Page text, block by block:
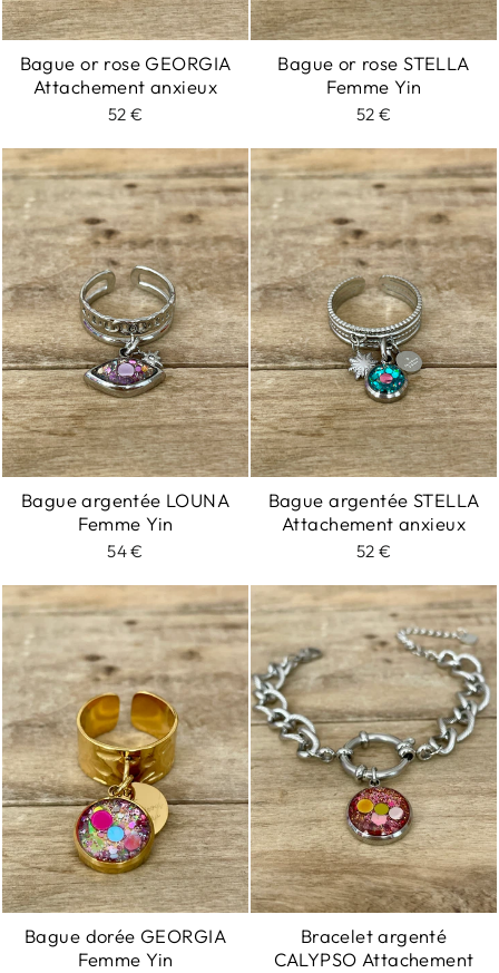
Bague or rose GEORGIA
Attachement anxieux
52 €
Bague or rose STELLA
Femme Yin
52 €
Bague argentée LOUNA
Femme Yin
54 €
Bague argentée STELLA
Attachement anxieux
52 €
Bague dorée GEORGIA
Femme Yin
Bracelet argenté
CALYPSO Attachement